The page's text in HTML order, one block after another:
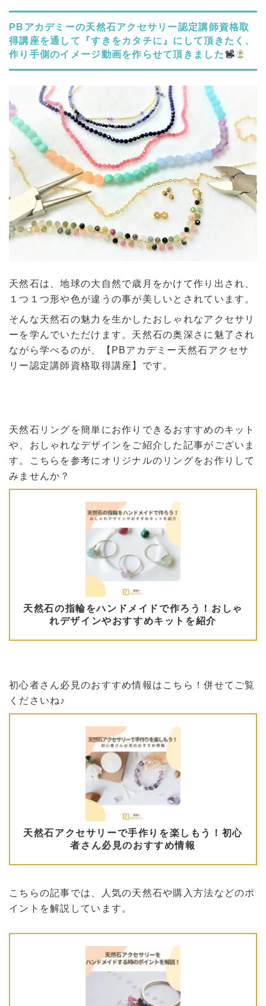
PBアカデミーの天然石アクセサリー認定講師資格取
得講座を通して『すきをカタチに』にして頂きたく、
作り手側のイメージ動画を作らせて頂きました
天然石は、地球の大自然で歳月をかけて作り出され、
１つ１つ形や色が違うの事が美しいとされています。
そんな天然石の魅力を生かしたおしゃれなアクセサリ
ーを学んでいただけます。天然石の奥深さに魅了され
ながら学べるのが、【PBアカデミー天然石アクセサ
リー認定講師資格取得講座】です。
天然石リングを簡単にお作りできるおすすめのキット
や、おしゃれなデザインをご紹介した記事がございま
す。こちらを参考にオリジナルのリングをお作りして
みませんか？
初心者さん必見のおすすめ情報はこちら！併せてご覧
くださいね♪
こちらの記事では、人気の天然石や購入方法などのポ
イントを解説しています。